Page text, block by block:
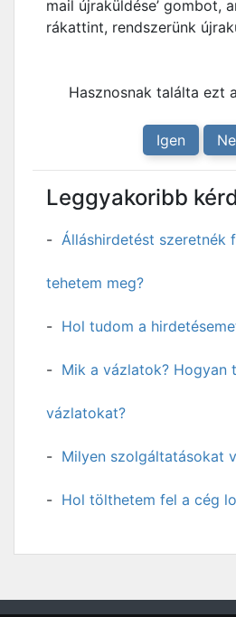
mail újraküldése’ gombot,
rákattint, rendszerünk
Hasznosnak találta ezt
Igen
Leggyakoribb
Álláshirdetést szeretnék
tehetem meg?
Hol tudom a
Mik a vázlatok? Hogyan
vázlatokat?
Milyen szolgáltatásokat
Hol tölthetem fel a cég